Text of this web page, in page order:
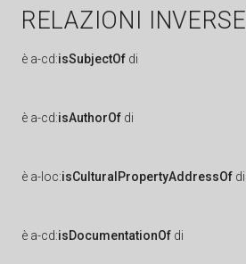
RELAZIONI INVERSE
è a-cd:isSubjectOf di
è a-cd:isAuthorOf di
è a-loc:isCulturalPropertyAddressOf di
è a-cd:isDocumentationOf di